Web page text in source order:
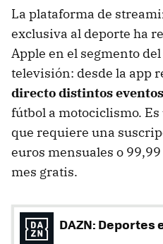
La plataforma de
exclusiva al deporte ha
Apple en el segmento
televisión: desde la app
directo distintos
fútbol a motociclismo.
que requiere una
euros mensuales o
mes gratis.
DAZN: Deportes